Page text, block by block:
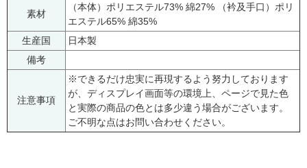
素材
（本体）ポリエステル73% 綿27% （衿及手口）ポリ
エステル65% 綿35%
生産国
日本製
備考
注意事項
※できるだけ忠実に再現するよう努力しております
が、ディスプレイ画面等の環境上、ページで見た色
と実際の商品の色とは多少違う場合がございます。
ご不明な点はお問い合わせください。